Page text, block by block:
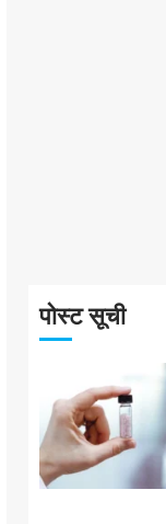
पोस्ट सूची